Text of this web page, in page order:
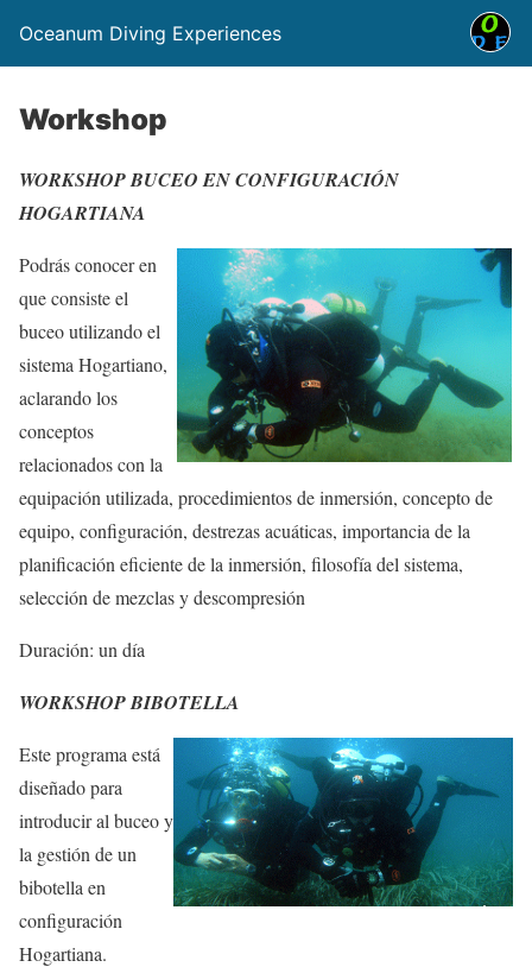
Oceanum Diving Experiences
Workshop
WORKSHOP BUCEO EN CONFIGURACIÓN
HOGARTIANA
Podrás conocer en
que consiste el
buceo utilizando el
sistema Hogartiano,
aclarando los
conceptos
relacionados con la
equipación utilizada, procedimientos de inmersión, concepto de
equipo, configuración, destrezas acuáticas, importancia de la
planificación eficiente de la inmersión, filosofía del sistema,
selección de mezclas y descompresión
Duración: un día
WORKSHOP BIBOTELLA
Este programa está
diseñado para
introducir al buceo y
la gestión de un
bibotella en
configuración
Hogartiana.